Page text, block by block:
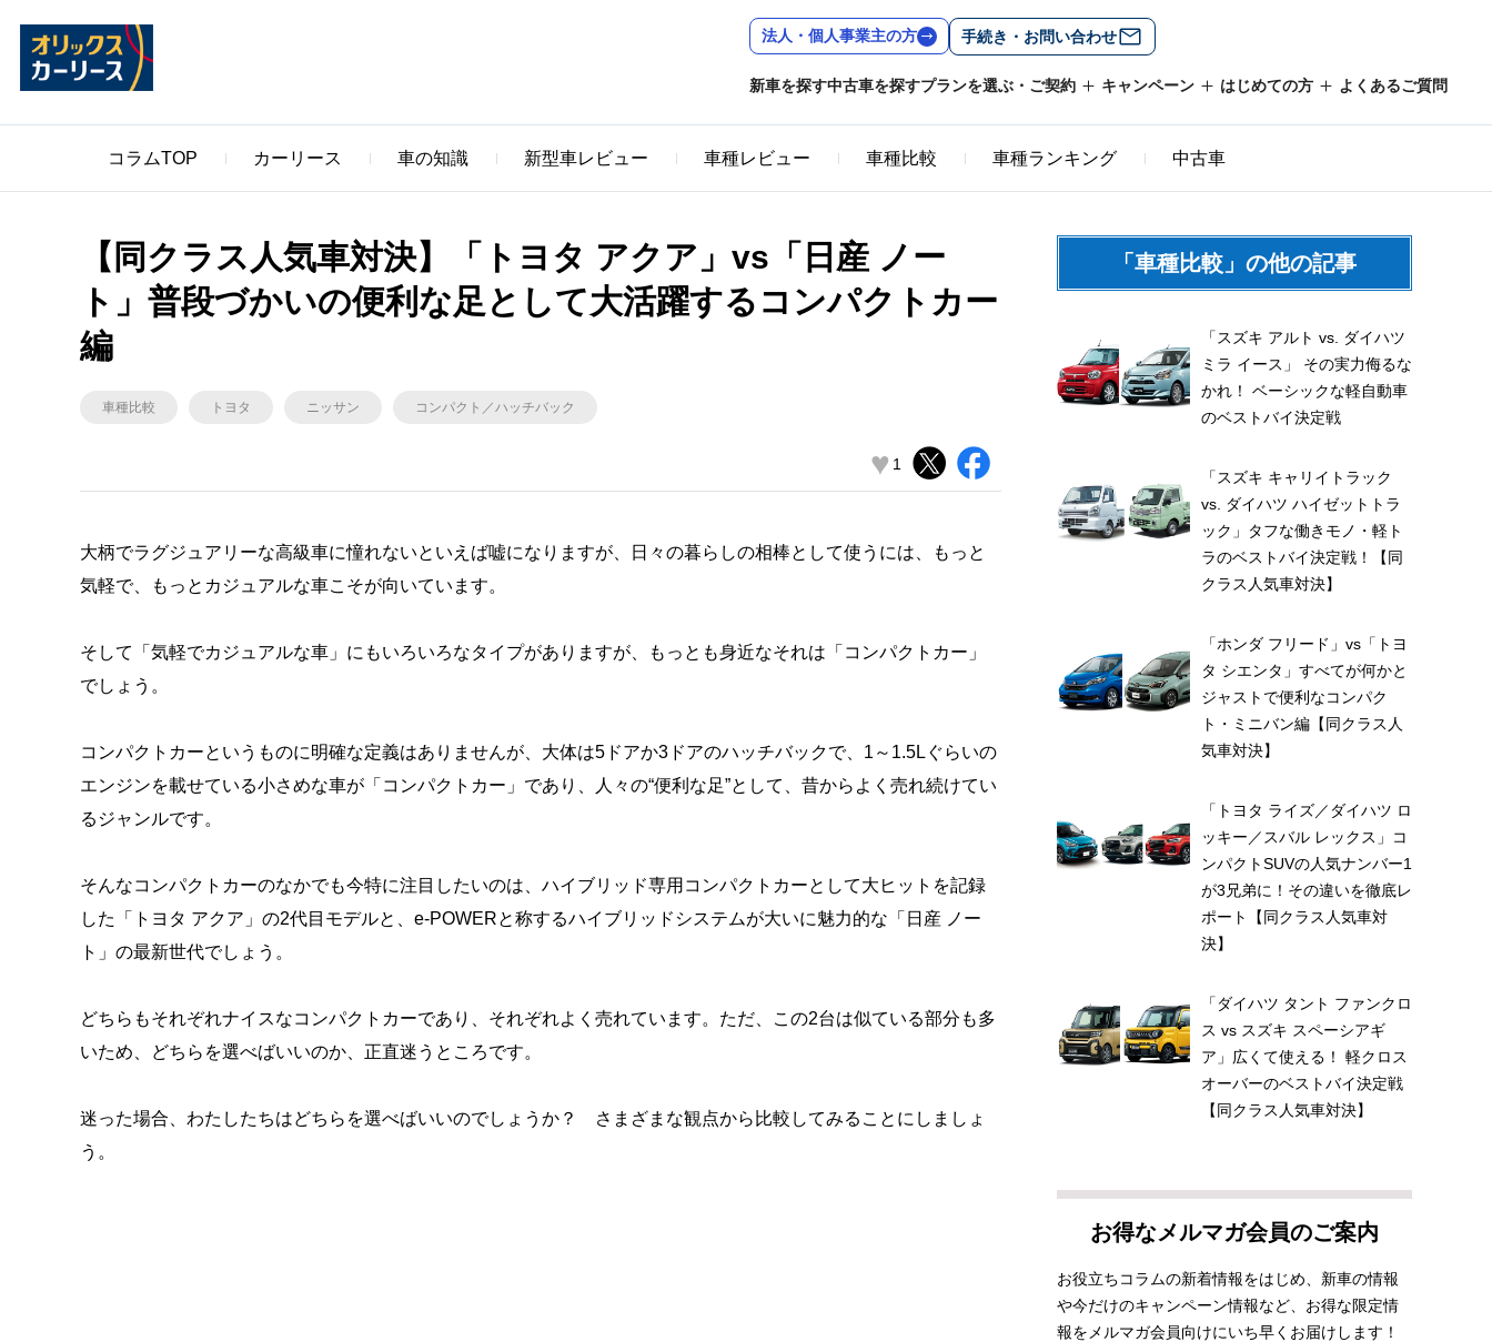
法人・個人事業主の方 手続き・お問い合わせ
新車を探す中古車を探すプランを選ぶ・ご契約 キャンペーン はじめての方 よくあるご質問
コラムTOP カーリース 車の知識 新型車レビュー 車種レビュー 車種比較 車種ランキング 中古車
【同クラス人気車対決】「トヨタ アクア」vs「日産 ノー
ト」普段づかいの便利な足として大活躍するコンパクトカー
編
車種比較 トヨタ ニッサン コンパクト／ハッチバック
♥ 1
大柄でラグジュアリーな高級車に憧れないといえば嘘になりますが、日々の暮らしの相棒として使うには、もっと
気軽で、もっとカジュアルな車こそが向いています。
そして「気軽でカジュアルな車」にもいろいろなタイプがありますが、もっとも身近なそれは「コンパクトカー」
でしょう。
コンパクトカーというものに明確な定義はありませんが、大体は5ドアか3ドアのハッチバックで、1～1.5Lぐらいの
エンジンを載せている小さめな車が「コンパクトカー」であり、人々の“便利な足”として、昔からよく売れ続けてい
るジャンルです。
そんなコンパクトカーのなかでも今特に注目したいのは、ハイブリッド専用コンパクトカーとして大ヒットを記録
した「トヨタ アクア」の2代目モデルと、e-POWERと称するハイブリッドシステムが大いに魅力的な「日産 ノー
ト」の最新世代でしょう。
どちらもそれぞれナイスなコンパクトカーであり、それぞれよく売れています。ただ、この2台は似ている部分も多
いため、どちらを選べばいいのか、正直迷うところです。
迷った場合、わたしたちはどちらを選べばいいのでしょうか？ さまざまな観点から比較してみることにしましょ
う。
「車種比較」の他の記事
「スズキ アルト vs. ダイハツ
ミラ イース」 その実力侮るな
かれ！ ベーシックな軽自動車
のベストバイ決定戦
「スズキ キャリイトラック
vs. ダイハツ ハイゼットトラ
ック」タフな働きモノ・軽ト
ラのベストバイ決定戦！【同
クラス人気車対決】
「ホンダ フリード」vs「トヨ
タ シエンタ」すべてが何かと
ジャストで便利なコンパク
ト・ミニバン編【同クラス人
気車対決】
「トヨタ ライズ／ダイハツ ロ
ッキー／スバル レックス」コ
ンパクトSUVの人気ナンバー1
が3兄弟に！その違いを徹底レ
ポート【同クラス人気車対
決】
「ダイハツ タント ファンクロ
ス vs スズキ スペーシアギ
ア」広くて使える！ 軽クロス
オーバーのベストバイ決定戦
【同クラス人気車対決】
お得なメルマガ会員のご案内
お役立ちコラムの新着情報をはじめ、新車の情報
や今だけのキャンペーン情報など、お得な限定情
報をメルマガ会員向けにいち早くお届けします！